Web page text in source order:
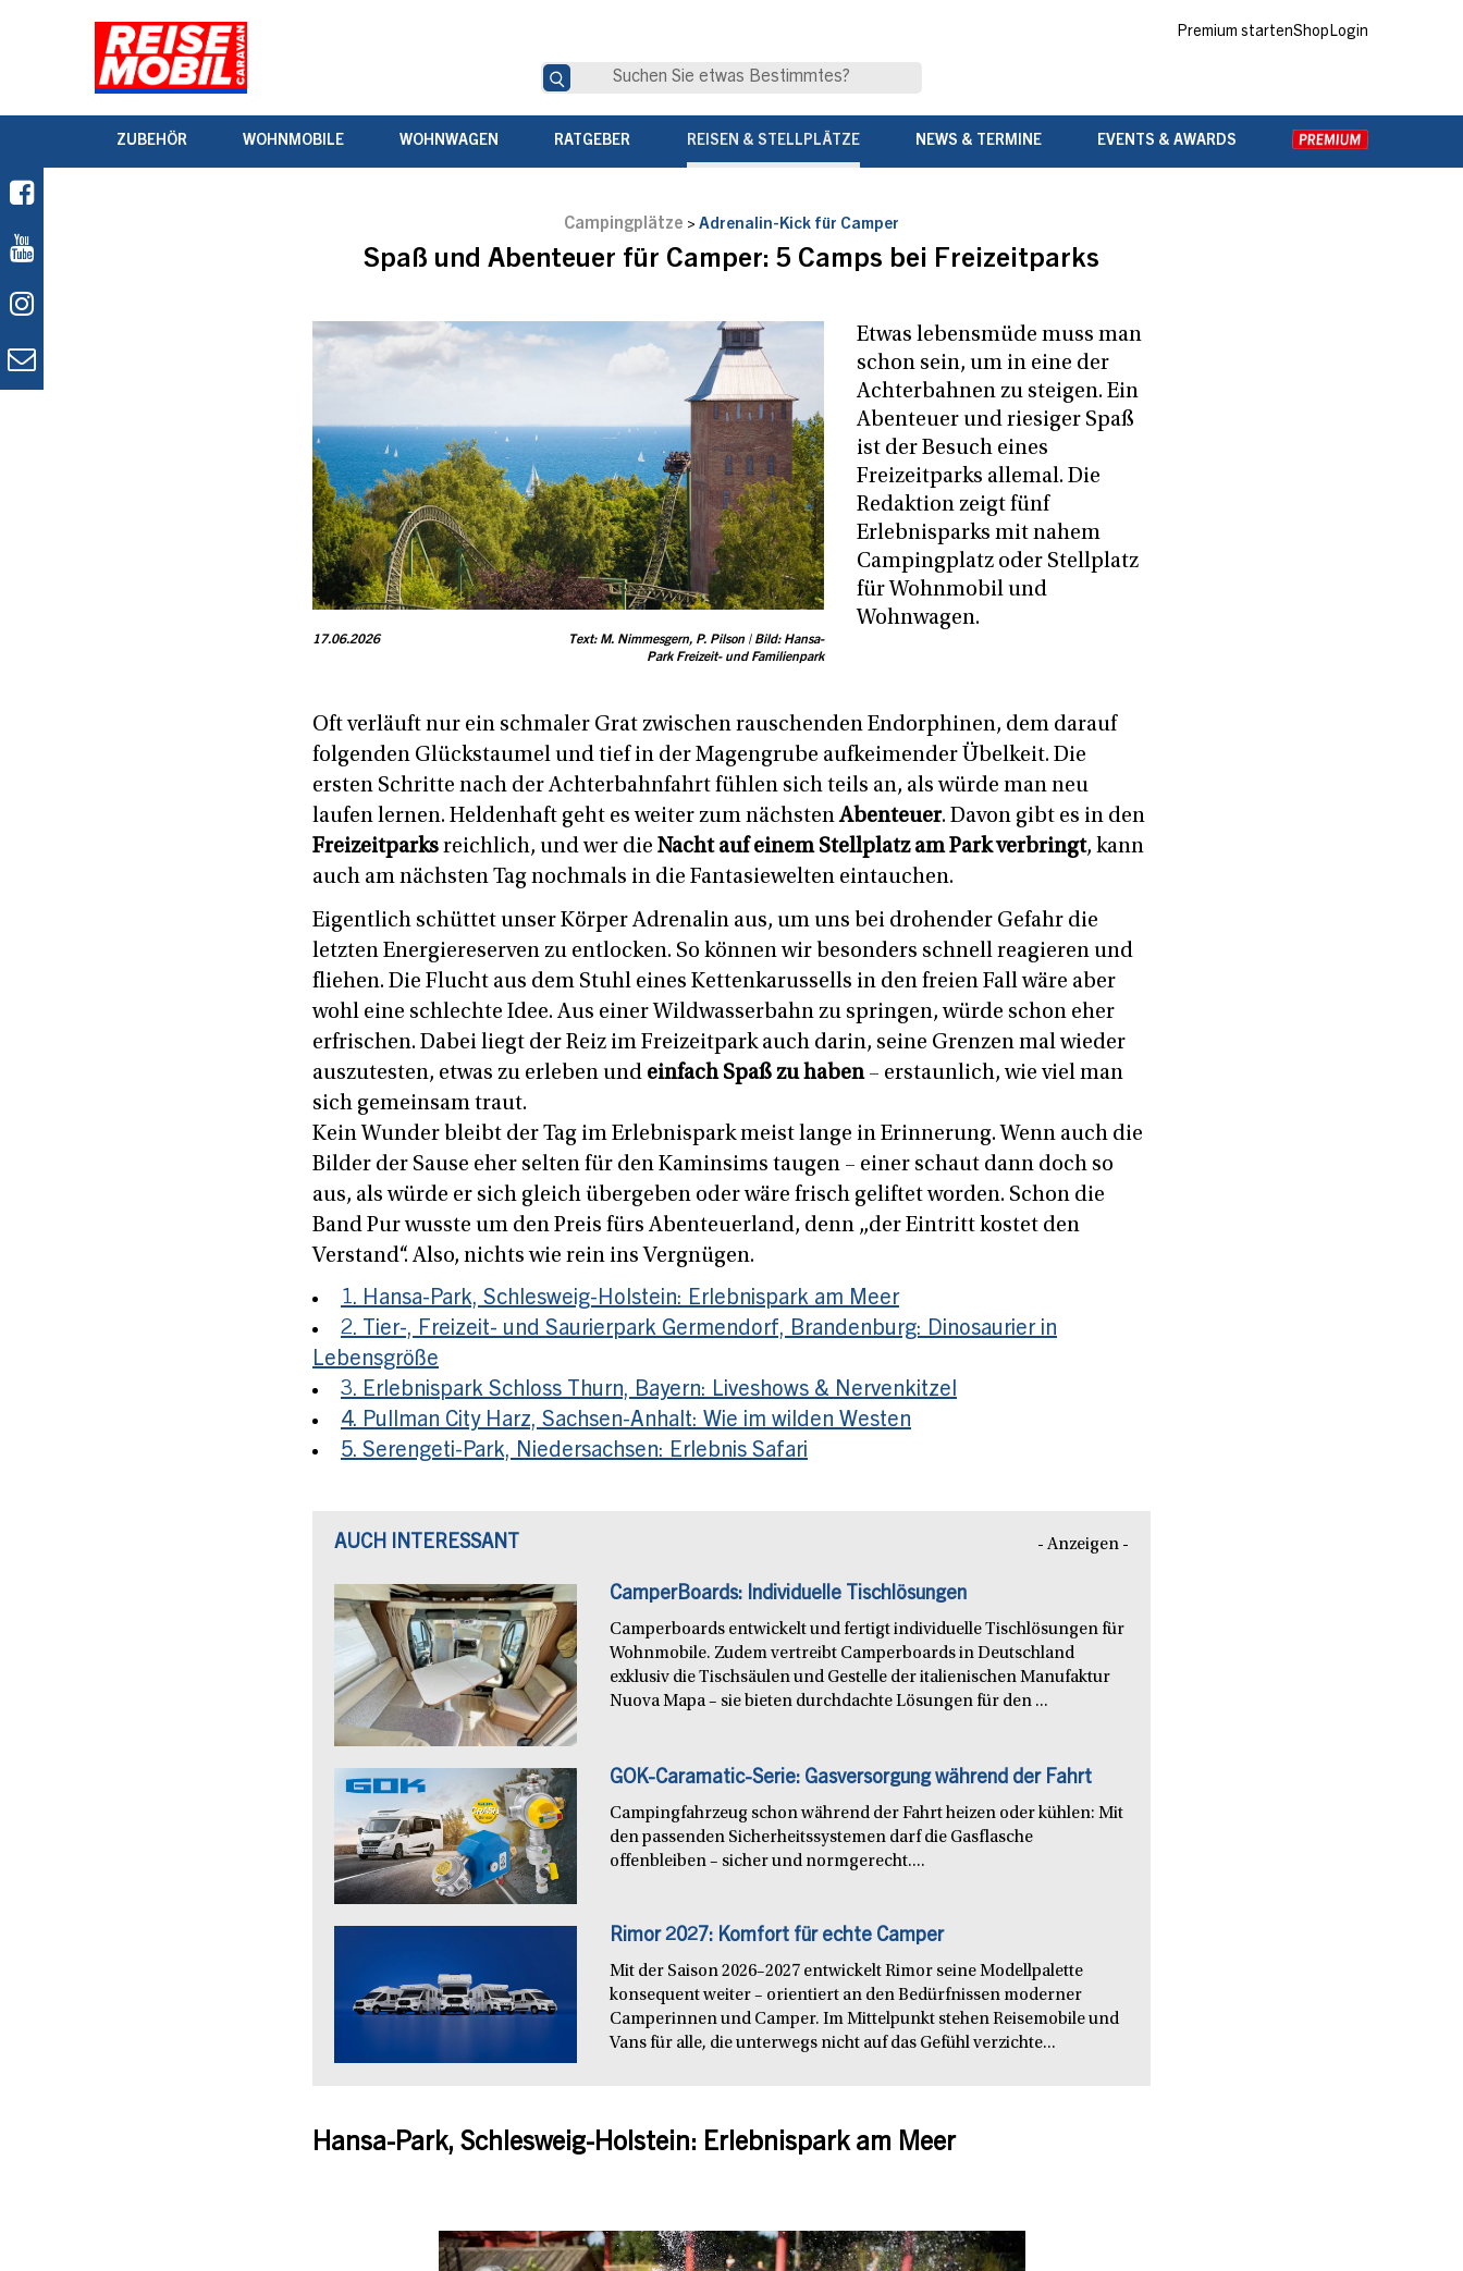
Premium startenShopLogin
ZUBEHÖR WOHNMOBILE WOHNWAGEN RATGEBER REISEN & STELLPLÄTZE NEWS & TERMINE EVENTS & AWARDS
Campingplätze > Adrenalin-Kick für Camper
Spaß und Abenteuer für Camper: 5 Camps bei Freizeitparks
17.06.2026
Text: M. Nimmesgern, P. Pilson | Bild: Hansa-
Park Freizeit- und Familienpark
Etwas lebensmüde muss man
schon sein, um in eine der
Achterbahnen zu steigen. Ein
Abenteuer und riesiger Spaß
ist der Besuch eines
Freizeitparks allemal. Die
Redaktion zeigt fünf
Erlebnisparks mit nahem
Campingplatz oder Stellplatz
für Wohnmobil und
Wohnwagen.
Oft verläuft nur ein schmaler Grat zwischen rauschenden Endorphinen, dem darauf
folgenden Glückstaumel und tief in der Magengrube aufkeimender Übelkeit. Die
ersten Schritte nach der Achterbahnfahrt fühlen sich teils an, als würde man neu
laufen lernen. Heldenhaft geht es weiter zum nächstenAbenteuer. Davon gibt es in den
Freizeitparks reichlich, und wer die Nacht auf einem Stellplatz am Park verbringt, kann
auch am nächsten Tag nochmals in die Fantasiewelten eintauchen.
Eigentlich schüttet unser Körper Adrenalin aus, um uns bei drohender Gefahr die
letzten Energiereserven zu entlocken. So können wir besonders schnell reagieren und
fliehen. Die Flucht aus dem Stuhl eines Kettenkarussells in den freien Fall wäre aber
wohl eine schlechte Idee. Aus einer Wildwasserbahn zu springen, würde schon eher
erfrischen. Dabei liegt der Reiz im Freizeitpark auch darin, seine Grenzen mal wieder
auszutesten, etwas zu erleben und einfach Spaß zu haben– erstaunlich, wie viel man
sich gemeinsam traut.
Kein Wunder bleibt der Tag im Erlebnispark meist lange in Erinnerung. Wenn auch die
Bilder der Sause eher selten für den Kaminsims taugen – einer schaut dann doch so
aus, als würde er sich gleich übergeben oder wäre frisch geliftet worden. Schon die
Band Pur wusste um den Preis fürs Abenteuerland, denn „der Eintritt kostet den
Verstand“. Also, nichts wie rein ins Vergnügen.
1. Hansa-Park, Schlesweig-Holstein: Erlebnispark am Meer
2. Tier-, Freizeit- und Saurierpark Germendorf, Brandenburg: Dinosaurier in
Lebensgröße
3. Erlebnispark Schloss Thurn, Bayern: Liveshows & Nervenkitzel
4. Pullman City Harz, Sachsen-Anhalt: Wie im wilden Westen
5. Serengeti-Park, Niedersachsen: Erlebnis Safari
AUCH INTERESSANT - Anzeigen -
CamperBoards: Individuelle Tischlösungen
Camperboards entwickelt und fertigt individuelle Tischlösungen für
Wohnmobile. Zudem vertreibt Camperboards in Deutschland
exklusiv die Tischsäulen und Gestelle der italienischen Manufaktur
Nuova Mapa – sie bieten durchdachte Lösungen für den ...
GOK-Caramatic-Serie: Gasversorgung während der Fahrt
Campingfahrzeug schon während der Fahrt heizen oder kühlen: Mit
den passenden Sicherheitssystemen darf die Gasflasche
offenbleiben – sicher und normgerecht....
Rimor 2027: Komfort für echte Camper
Mit der Saison 2026–2027 entwickelt Rimor seine Modellpalette
konsequent weiter – orientiert an den Bedürfnissen moderner
Camperinnen und Camper. Im Mittelpunkt stehen Reisemobile und
Vans für alle, die unterwegs nicht auf das Gefühl verzichte...
Hansa-Park, Schlesweig-Holstein: Erlebnispark am Meer